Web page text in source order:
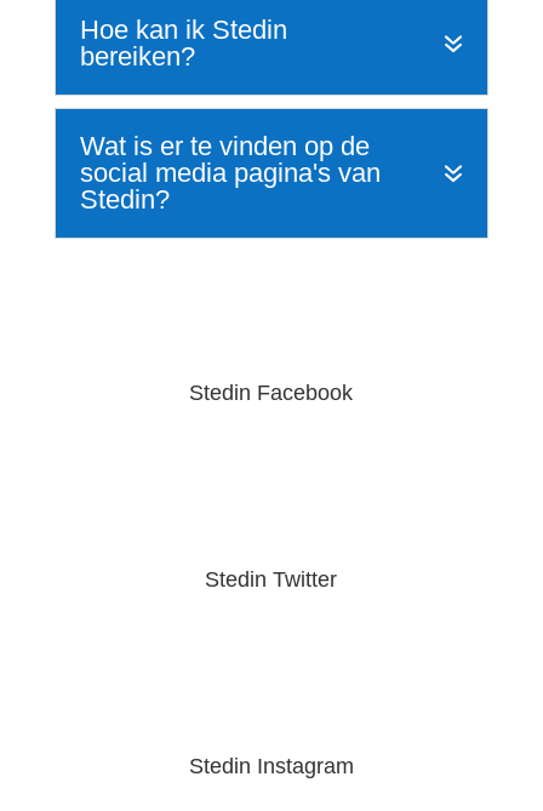
Hoe kan ik Stedin
bereiken?
Wat is er te vinden op de
social media pagina's van
Stedin?
Stedin Facebook
Stedin Twitter
Stedin Instagram